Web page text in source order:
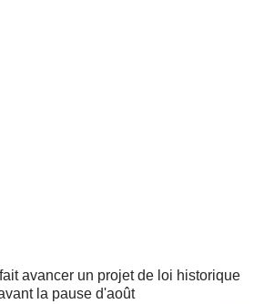
avancer un projet de loi historique
la pause d'août